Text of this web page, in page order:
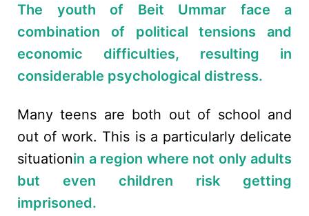
The youth of Beit Ummar face a
combination of political tensions and
economic difficulties, resulting in
considerable psychological distress.
Many teens are both out of school and
out of work. This is a particularly delicate
situationin a region where not only adults
but even children risk getting
imprisoned.